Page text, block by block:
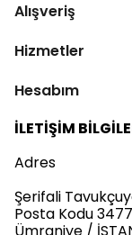
Alışveriş
Hizmetler
Hesabım
İLETİŞİM
Adres
Şerifali
Posta Kodu